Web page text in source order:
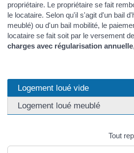
propriétaire. Le propriétaire se fait
le locataire. Selon qu'il s'agit d'un bail
meublé) ou d'un bail mobilité, le
locataire se fait soit par le versement de
charges avec régularisation annuelle
Logement loué vide
Logement loué meublé
Tout